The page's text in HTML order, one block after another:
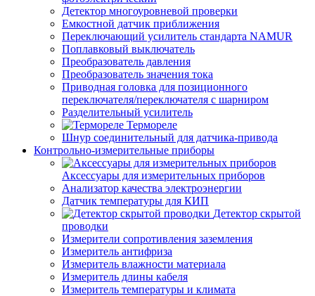
Детектор многоуровневой проверки
Емкостной датчик приближения
Переключающий усилитель стандарта NAMUR
Поплавковый выключатель
Преобразователь давления
Преобразователь значения тока
Приводная головка для позиционного
переключателя/переключателя с шарниром
Разделительный усилитель
Термореле
Шнур соединительный для датчика-привода
Контрольно-измерительные приборы
Аксессуары для измерительных приборов
Анализатор качества электроэнергии
Датчик температуры для КИП
Детектор скрытой
проводки
Измерители сопротивления заземления
Измеритель антифриза
Измеритель влажности материала
Измеритель длины кабеля
Измеритель температуры и климата